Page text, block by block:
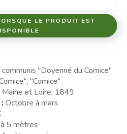
LE PRODUIT EST
"Doyenné du Comice"
"Comice"
Maine et Loire, 1849
Octobre à mars
5 mètres